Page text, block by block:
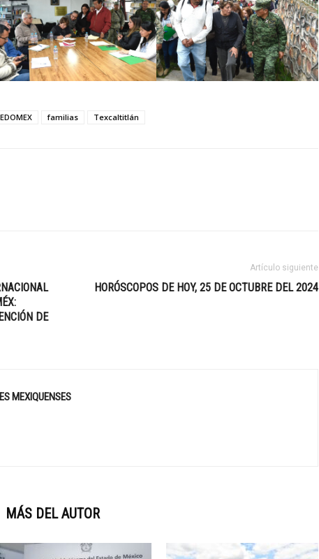
EDOMEX familias Texcaltitlán
DE
Artículo siguiente
HORÓSCOPOS DE HOY, 25 DE OCTUBRE DEL 2024
MEXIQUENSES
MÁS DEL AUTOR